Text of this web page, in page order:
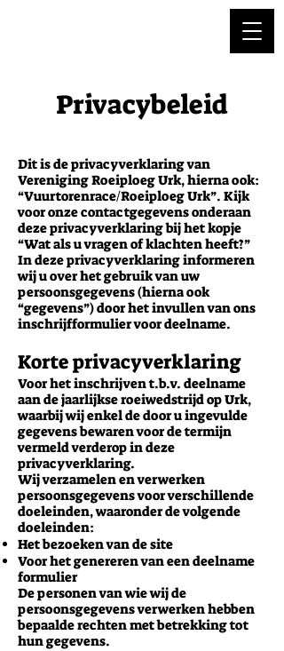
Privacybeleid
Dit is de privacyverklaring van
Vereniging Roeiploeg Urk, hierna ook:
“Vuurtorenrace/Roeiploeg Urk”. Kijk
voor onze contactgegevens onderaan
deze privacyverklaring bij het kopje
“Wat als u vragen of klachten heeft?”
In deze privacyverklaring informeren
wij u over het gebruik van uw
persoonsgegevens (hierna ook
“gegevens”) door het invullen van ons
inschrijfformulier voor deelname.
Korte privacyverklaring
Voor het inschrijven t.b.v. deelname
aan de jaarlijkse roeiwedstrijd op Urk,
waarbij wij enkel de door u ingevulde
gegevens bewaren voor de termijn
vermeld verderop in deze
privacyverklaring.
Wij verzamelen en verwerken
persoonsgegevens voor verschillende
doeleinden, waaronder de volgende
doeleinden:
Het bezoeken van de site
Voor het genereren van een deelname
formulier
De personen van wie wij de
persoonsgegevens verwerken hebben
bepaalde rechten met betrekking tot
hun gegevens.